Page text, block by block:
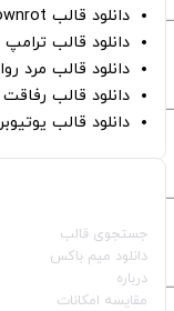
دانلود قالب hunter eyes (super Slowed) - laydownrot
دانلود قالب
دانلود قالب مرد
دانلود قالب
دانلود قالب
جستجوی قالب
دانلود میم باکس
درباره
مقایسه امکانات